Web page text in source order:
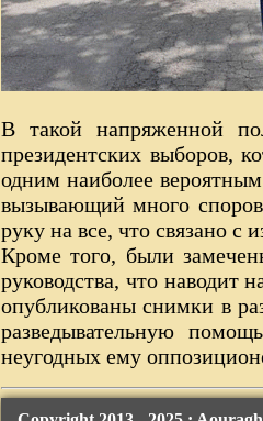
В такой напряженной
президентских выборов,
одним наиболее
вызывающий много
руку на все, что связано с
Кроме того, были
руководства, что
опубликованы снимки в
разведывательную
неугодных ему